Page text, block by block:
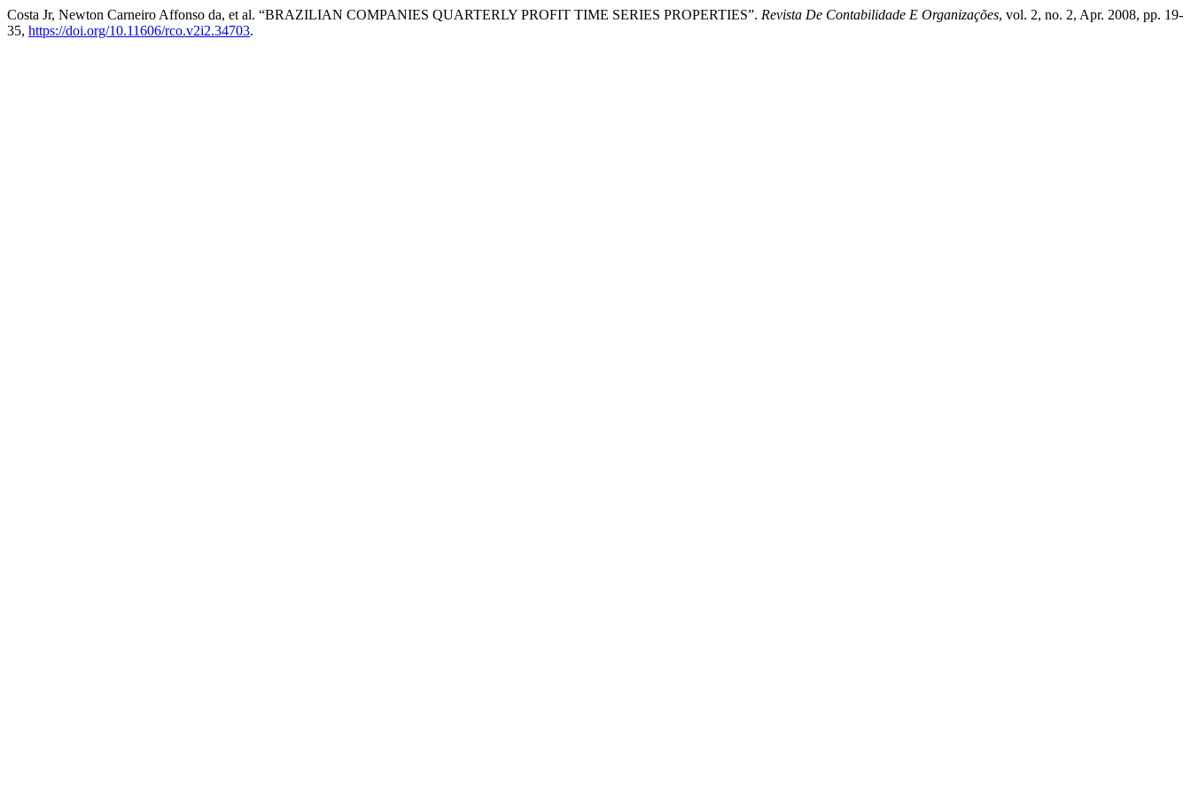
Costa Jr, Newton Carneiro Affonso da, et al. “BRAZILIAN COMPANIES QUARTERLY PROFIT TIME SERIES PROPERTIES”. Revista De Contabilidade E Organizações, vol. 2, no. 2, Apr. 2008, pp. 19-
35, https://doi.org/10.11606/rco.v2i2.34703.